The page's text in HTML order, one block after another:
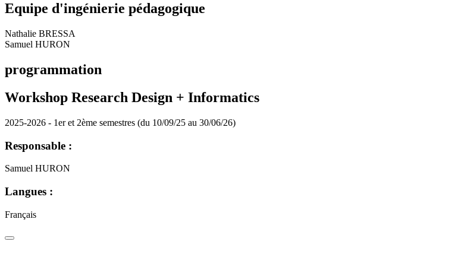
Equipe d'ingénierie pédagogique
Nathalie BRESSA
Samuel HURON
programmation
Workshop Research Design + Informatics
2025-2026 - 1er et 2ème semestres (du 10/09/25 au 30/06/26)
Responsable :
Samuel HURON
Langues :
Français